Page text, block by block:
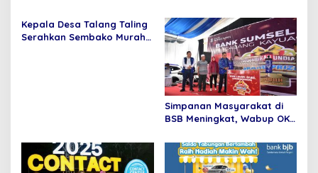
Kepala Desa Talang Taling
Serahkan Sembako Murah
Simpanan Masyarakat di
BSB Meningkat, Wabup OKI